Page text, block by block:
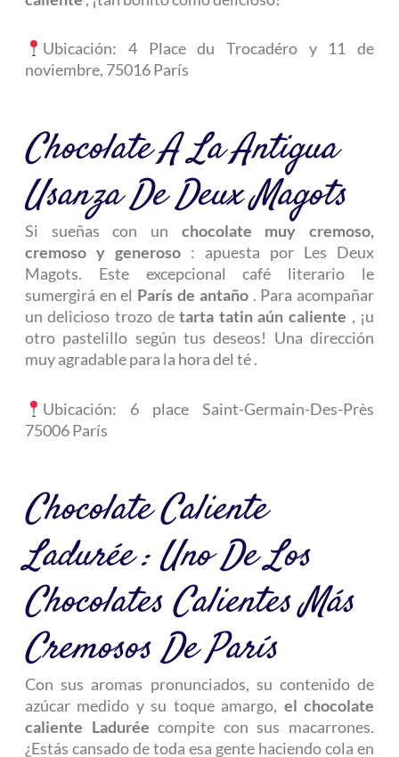
Ubicación: 4 Place du Trocadéro y 11 de
noviembre, 75016 París
Chocolate A La Antigua
Usanza De Deux Magots
Si sueñas con un chocolate muy cremoso,
cremoso y generoso: apuesta por Les Deux
Magots. Este excepcional café literario le
sumergirá en el París de antaño. Para acompañar
un delicioso trozo detarta tatin aún caliente , ¡u
otro pastelillo según tus deseos! Una dirección
muy agradable para la hora del té.
Ubicación: 6 place Saint-Germain-Des-Près
75006 París
Chocolate Caliente
Ladurée : Uno De Los
Chocolates Calientes Más
Cremosos De París
Con sus aromas pronunciados, su contenido de
azúcar medido y su toque amargo, el chocolate
caliente Ladurée compite con sus macarrones.
¿Estás cansado de toda esa gente haciendo cola en